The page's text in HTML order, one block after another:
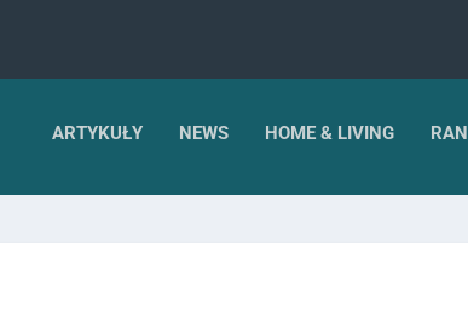
ARTYKUŁY NEWS HOME & LIVING